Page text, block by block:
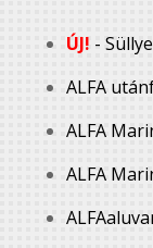
ÚJ! -
ALFA
ALFA
ALFA